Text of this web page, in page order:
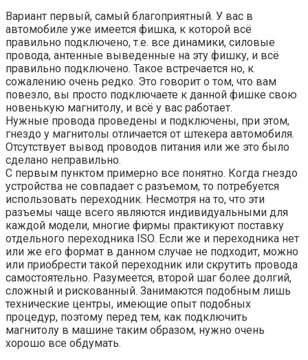
Вариант первый, самый благоприятный. У вас в
автомобиле уже имеется фишка, к которой всё
правильно подключено, т.е. все динамики, силовые
провода, антенные выведенные на эту фишку, и всё
правильно подключено. Такое встречается но, к
сожалению очень редко. Это говорит о том, что вам
повезло, вы просто подключаете к данной фишке свою
новенькую магнитолу, и всё у вас работает.
Нужные провода проведены и подключены, при этом,
гнездо у магнитолы отличается от штекера автомобиля.
Отсутствует вывод проводов питания или же это было
сделано неправильно.
С первым пунктом примерно все понятно. Когда гнездо
устройства не совпадает с разъемом, то потребуется
использовать переходник. Несмотря на то, что эти
разъемы чаще всего являются индивидуальными для
каждой модели, многие фирмы практикуют поставку
отдельного переходника ISO. Если же и переходника нет
или же его формат в данном случае не подходит, можно
или приобрести такой переходник или скрутить провода
самостоятельно. Разумеется, второй шаг более долгий,
сложный и рискованный. Занимаются подобным лишь
технические центры, имеющие опыт подобных
процедур, поэтому перед тем, как подключить
магнитолу в машине таким образом, нужно очень
хорошо все обдумать.